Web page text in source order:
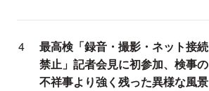
最高検「録音・撮影・ネット接続
禁止」記者会見に初参加、検事の
不祥事より強く残った異様な風景